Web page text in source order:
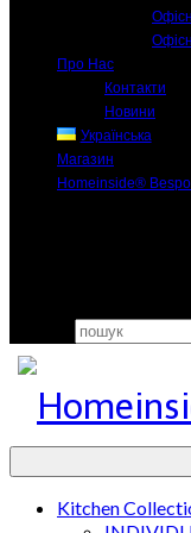
Про Нас
Контакти
Новини
Українська
Магазин
Homeinside®
Kitchen